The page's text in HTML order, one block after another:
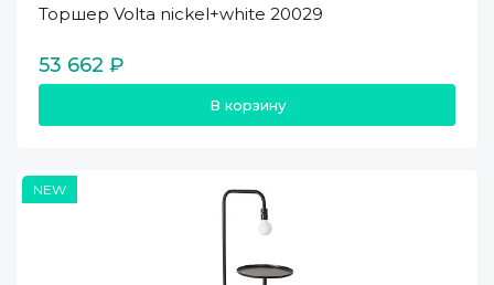
Торшер Volta nickel+white 20029
53 662 ₽
В корзину
NEW